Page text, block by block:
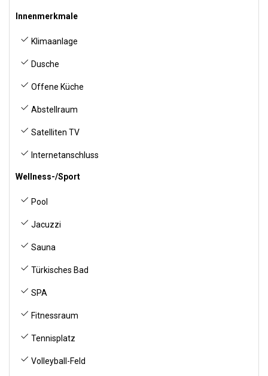
Innenmerkmale
Klimaanlage
Dusche
Offene Küche
Abstellraum
Satelliten TV
Internetanschluss
Wellness-/Sport
Pool
Jacuzzi
Sauna
Türkisches Bad
SPA
Fitnessraum
Tennisplatz
Volleyball-Feld